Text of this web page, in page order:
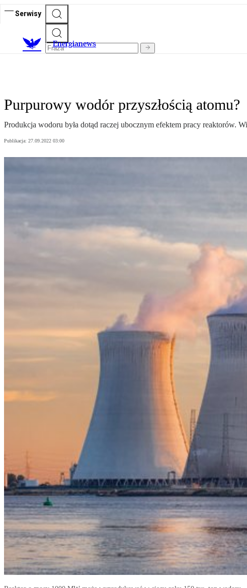
Serwisy
Energianews
Purpurowy wodór przyszłością atomu?
Produkcja wodoru była dotąd raczej ubocznym efektem pracy reaktorów.
Publikacja: 27.09.2022 03:00